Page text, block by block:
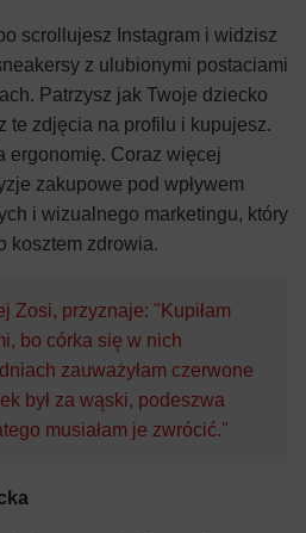
scrollujesz Instagram i widzisz
z ulubionymi postaciami
Patrzysz jak Twoje dziecko
te zdjęcia na profilu i kupujesz.
ergonomię. Coraz więcej
zakupowe pod wpływem
i wizualnego marketingu, który
kosztem zdrowia.
Zosi, przyznaje: "Kupiłam
bo córka się w nich
zauważyłam czerwone
był za wąski, podeszwa
musiałam je zwrócić."